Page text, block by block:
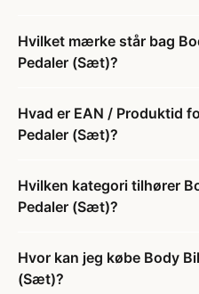
Hvilket mærke står bag
Pedaler (Sæt)?
Hvad er EAN / Produktid
Pedaler (Sæt)?
Hvilken kategori tilhører
Pedaler (Sæt)?
Hvor kan jeg købe Body
(Sæt)?